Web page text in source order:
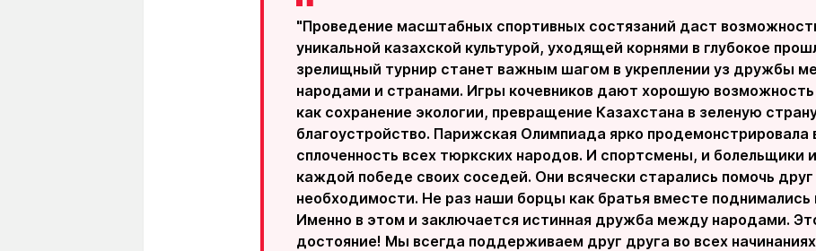
"Проведение масштабных спортивных состязаний даст
уникальной казахской культурой, уходящей корнями в глубокое
зрелищный турнир станет важным шагом в укреплении уз дружбы
народами и странами. Игры кочевников дают хорошую
как сохранение экологии, превращение Казахстана в зеленую
благоустройство. Парижская Олимпиада ярко
сплоченность всех тюркских народов. И спортсмены, и болельщики
каждой победе своих соседей. Они всячески старались помочь друг
необходимости. Не раз наши борцы как братья вместе поднимались
Именно в этом и заключается истинная дружба между народами.
достояние! Мы всегда поддерживаем друг друга во всех